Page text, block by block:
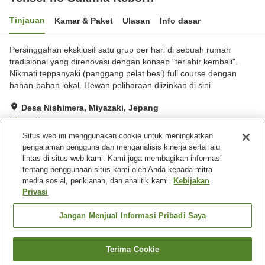
Tinjauan Kamar & Paket Ulasan Info dasar
Persinggahan eksklusif satu grup per hari di sebuah rumah
tradisional yang direnovasi dengan konsep "terlahir kembali".
Nikmati teppanyaki (panggang pelat besi) full course dengan
bahan-bahan lokal. Hewan peliharaan diizinkan di sini.
Desa Nishimera, Miyazaki, Jepang
Lihat di peta
Luar biasa Ulasan:11
Fasilitas properti
Wi-Fi
Benar-benar bebas rokok
Ramah hewan peliharaan di
dalam gedung
Cari kamar
Situs web ini menggunakan cookie untuk meningkatkan
pengalaman pengguna dan menganalisis kinerja serta lalu
lintas di situs web kami. Kami juga membagikan informasi
tentang penggunaan situs kami oleh Anda kepada mitra
media sosial, periklanan, dan analitik kami. Kebijakan
Privasi
Jangan Menjual Informasi Pribadi Saya
Terima Cookie